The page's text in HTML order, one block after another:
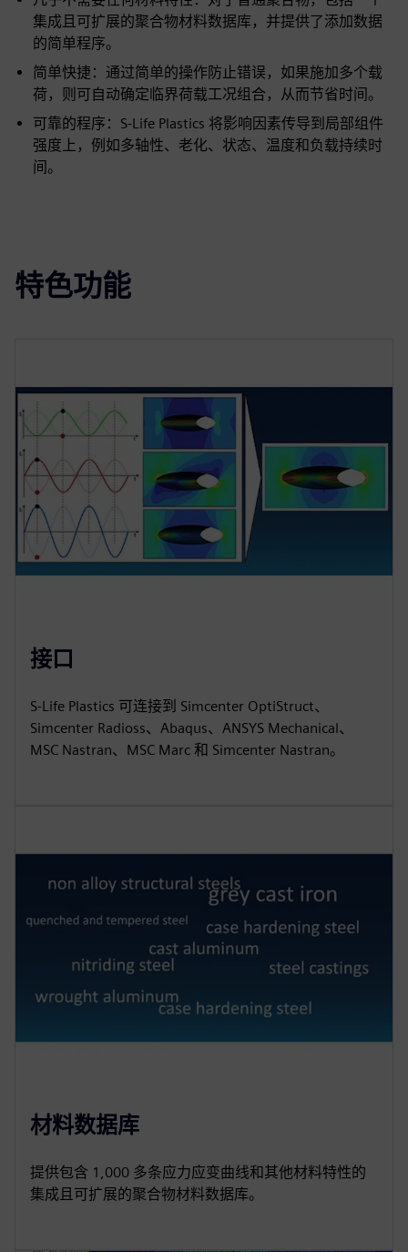
集成且可扩展的聚合物材料数据库，并提供了添加数据
的简单程序。
简单快捷：通过简单的操作防止错误，如果施加多个载
荷，则可自动确定临界荷载工况组合，从而节省时间。
可靠的程序：S-Life Plastics 将影响因素传导到局部组件
强度上，例如多轴性、老化、状态、温度和负载持续时
间。
特色功能
接口
S-Life Plastics 可连接到 Simcenter OptiStruct、
Simcenter Radioss、Abaqus、ANSYS Mechanical、
MSC Nastran、MSC Marc 和 Simcenter Nastran。
材料数据库
提供包含 1,000 多条应力应变曲线和其他材料特性的
集成且可扩展的聚合物材料数据库。